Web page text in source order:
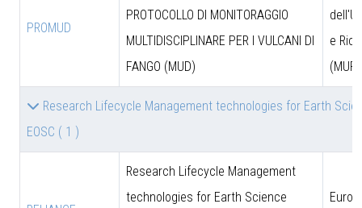
PROMUD
PROTOCOLLO DI MONITORAGGIO
MULTIDISCIPLINARE PER I VULCANI DI
FANGO (MUD)
e
(MUR)
Research Lifecycle Management technologies for Earth
EOSC ( 1 )
Research Lifecycle Management
technologies for Earth Science